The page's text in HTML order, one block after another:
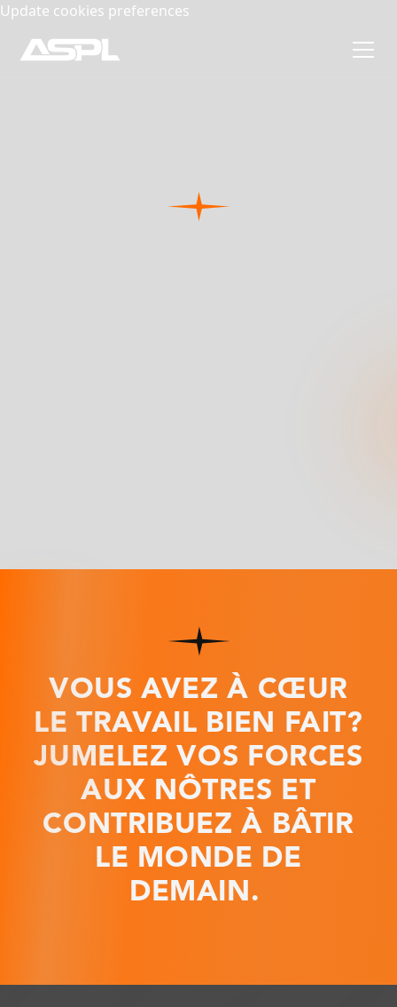
Update cookies preferences
VOUS AVEZ À CŒUR
LE TRAVAIL BIEN FAIT?
JUMELEZ VOS FORCES
AUX NÔTRES ET
CONTRIBUEZ À BÂTIR
LE MONDE DE
DEMAIN.